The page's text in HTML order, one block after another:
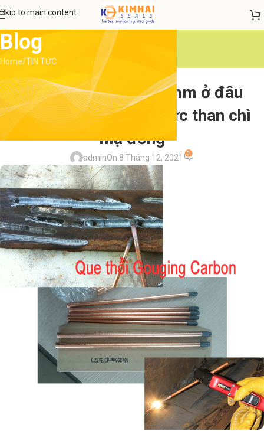
Skip to main content
Blog
Home TIN TỨC
Mua que thổi than 6mm ở đâu
HCM- que hàn điện cực than chì
mạ đồng
adminOn 8 Tháng 12, 2021 0